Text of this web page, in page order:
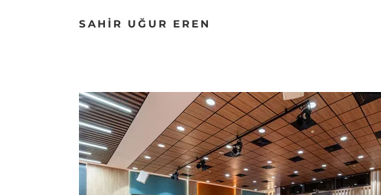
SAHİR UĞUR EREN